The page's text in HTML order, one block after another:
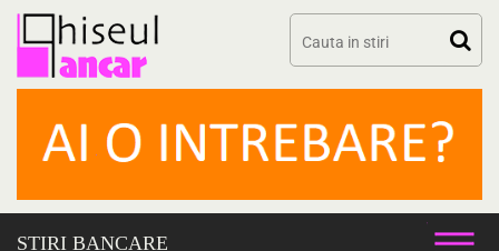
Skip
STIRI BANCARE